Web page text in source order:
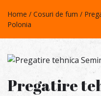
Home Cosuri de fum
Polonia
Pregatire